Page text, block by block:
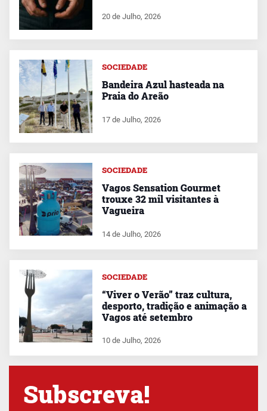
20 de Julho, 2026
SOCIEDADE
Bandeira Azul hasteada na
Praia do Areão
17 de Julho, 2026
SOCIEDADE
Vagos Sensation Gourmet
trouxe 32 mil visitantes à
Vagueira
14 de Julho, 2026
SOCIEDADE
“Viver o Verão” traz cultura,
desporto, tradição e animação a
Vagos até setembro
10 de Julho, 2026
Subscreva!